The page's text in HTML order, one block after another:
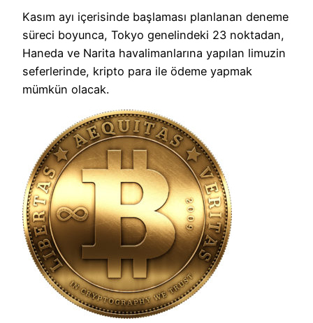
Kasım ayı içerisinde başlaması planlanan deneme
süreci boyunca, Tokyo genelindeki 23 noktadan,
Haneda ve Narita havalimanlarına yapılan limuzin
seferlerinde, kripto para ile ödeme yapmak
mümkün olacak.